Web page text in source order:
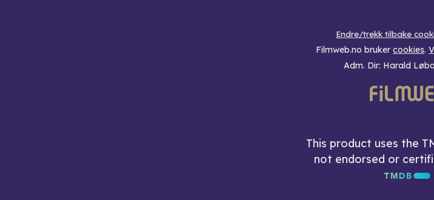
Endre/trekk tilbake
Filmweb.no bruker cookies.
Adm. Dir: Harald
This product uses the
not endorsed or